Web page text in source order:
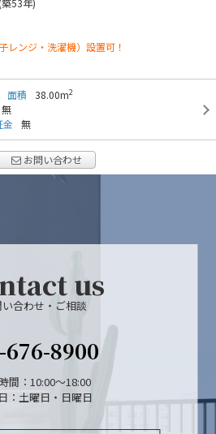
(築53年)
レンジ・洗濯機）設置可！
面積 38.00m2
無
金 無
お問い合わせ
us
い合わせ・ご相談
676-8900
間：10:00～18:00
：土曜日・日曜日